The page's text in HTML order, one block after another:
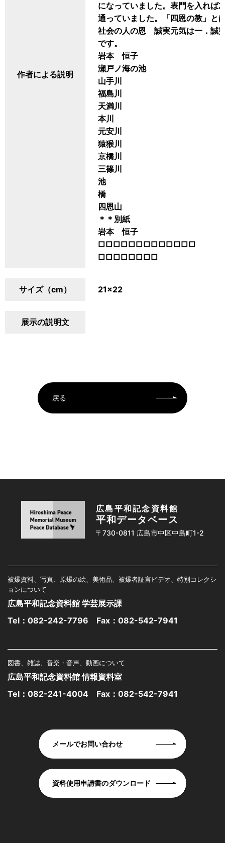
作者による説明
になっていました。表門を入れば
通っていました。「四恩の教」と
社会の人の恩 誠実元気は一．誠
です。
岩本 恒子
瀬戸ノ海の池
山手川
福島川
天満川
本川
元安川
猿猴川
京橋川
三篠川
池
橋
四恩山
＊＊別紙
岩本 恒子
□□□□□□□□□□□□□
□□□□□□□□
サイズ（cm） 21×22
展示の説明文
戻る
広島平和記念資料館
平和データベース
〒730-0811 広島市中区中島町1-2
被爆資料、写真、原爆の絵、美術品、被爆者証言ビデオ、特別コレクシ
ョンについて
広島平和記念資料館 学芸展示課
Tel： 082-242-7796 Fax：082-542-7941
図書、雑誌、音楽・音声、動画について
広島平和記念資料館 情報資料室
Tel： 082-241-4004 Fax：082-542-7941
メールでお問い合わせ
資料使用申請書のダウンロード